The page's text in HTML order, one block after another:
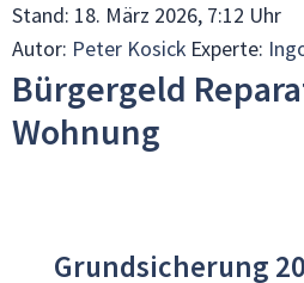
Stand: 18. März 2026, 7:12 Uhr
Autor: Peter Kosick Experte:
Bürgergeld
Wohnung
Grundsicherung